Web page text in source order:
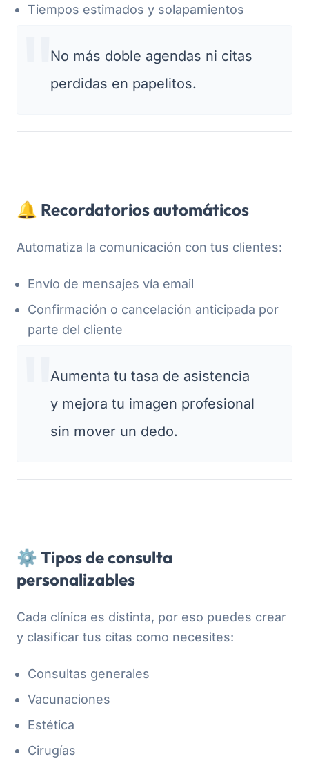
Tiempos estimados y solapamientos
No más doble agendas ni citas
perdidas en papelitos.
🔔 Recordatorios automáticos
Automatiza la comunicación con tus clientes:
Envío de mensajes vía email
Confirmación o cancelación anticipada por
parte del cliente
Aumenta tu tasa de asistencia
y mejora tu imagen profesional
sin mover un dedo.
⚙️ Tipos de consulta
personalizables
Cada clínica es distinta, por eso puedes crear
y clasificar tus citas como necesites:
Consultas generales
Vacunaciones
Estética
Cirugías